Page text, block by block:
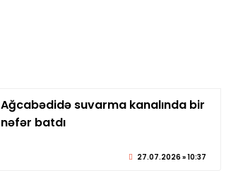
Ağcabədidə suvarma kanalında bir
nəfər batdı
27.07.2026 » 10:37